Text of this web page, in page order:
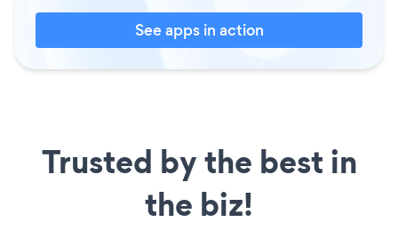
See apps in action
Trusted by the best in
the biz!